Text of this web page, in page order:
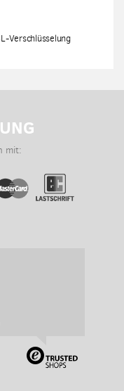
Verschlüsselung
mit: